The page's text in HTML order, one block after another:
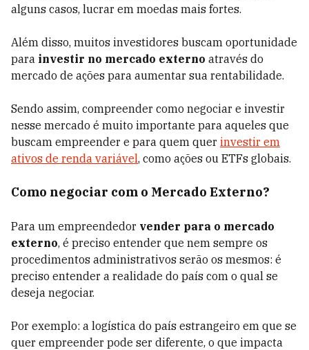
alguns casos, lucrar em moedas mais fortes.
Além disso, muitos investidores buscam oportunidade
para investir no mercado externo através do
mercado de ações para aumentar sua rentabilidade.
Sendo assim, compreender como negociar e investir
nesse mercado é muito importante para aqueles que
buscam empreender e para quem quer investir em
ativos de renda variável, como ações ou ETFs globais.
Como negociar com o Mercado Externo?
Para um empreendedor vender para o mercado
externo, é preciso entender que nem sempre os
procedimentos administrativos serão os mesmos: é
preciso entender a realidade do país com o qual se
deseja negociar.
Por exemplo: a logística do país estrangeiro em que se
quer empreender pode ser diferente, o que impacta